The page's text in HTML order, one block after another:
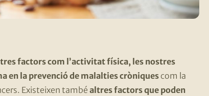
factors com l’activitat física, les nostres
en la prevenció de malalties cròniques com la
Existeixen també altres factors que poden